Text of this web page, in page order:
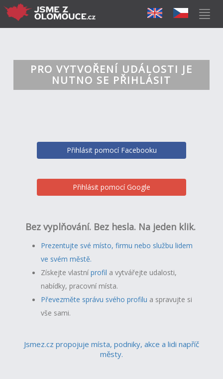
PRO VYTVOŘENÍ UDÁLOSTI JE
NUTNO SE PŘIHLÁSIT
Přihlásit pomocí Facebooku
Přihlásit pomocí Google
Bez vyplňování. Bez hesla. Na jeden klik.
Prezentujte své místo, firmu nebo službu lidem
ve svém městě.
Získejte vlastníprofil a vytvářejte udalosti,
nabídky, pracovní místa.
Převezměte správu svého profilu a spravujte si
vše sami.
Jsmez.cz propojuje místa, podniky, akce a lidi napříč
městy.